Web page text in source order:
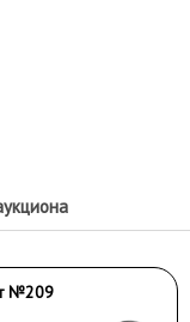
№209